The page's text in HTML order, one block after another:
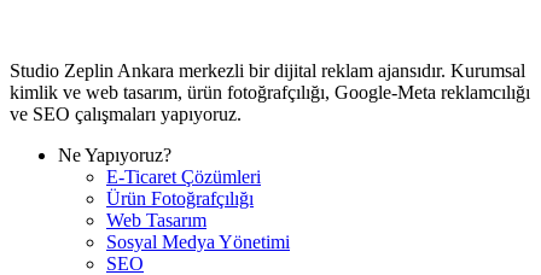
Studio Zeplin Ankara merkezli bir dijital reklam ajansıdır. Kurumsal
kimlik ve web tasarım, ürün fotoğrafçılığı, Google-Meta reklamcılığı
ve SEO çalışmaları yapıyoruz.
Ne Yapıyoruz?
E-Ticaret Çözümleri
Ürün Fotoğrafçılığı
Web Tasarım
Sosyal Medya Yönetimi
SEO